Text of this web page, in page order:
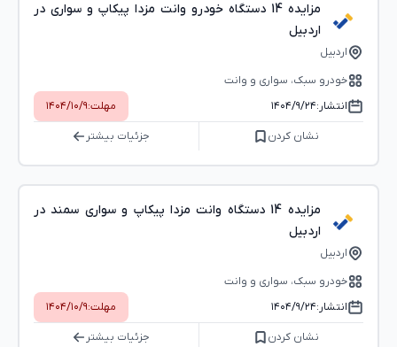
مزایده 14 دستگاه خودرو وانت مزدا پیکاپ و سواری در
اردبیل
اردبیل
خودرو سبک، سواری و وانت
انتشار:۱۴۰۴/۹/۲۴ مهلت:۱۴۰۴/۱۰/۹
نشان کردن جزئیات بیشتر
مزایده 14 دستگاه وانت مزدا پیکاپ و سواری سمند در
اردبیل
اردبیل
خودرو سبک، سواری و وانت
انتشار:۱۴۰۴/۹/۲۴ مهلت:۱۴۰۴/۱۰/۹
نشان کردن جزئیات بیشتر